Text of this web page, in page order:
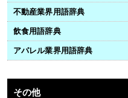
不動産業界用語辞典
飲食用語辞典
アパレル業界用語辞典
その他